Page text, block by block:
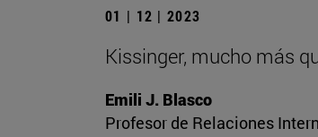
01 | 12 | 2023
Kissinger, mucho más
Emili J. Blasco
Profesor de Relaciones